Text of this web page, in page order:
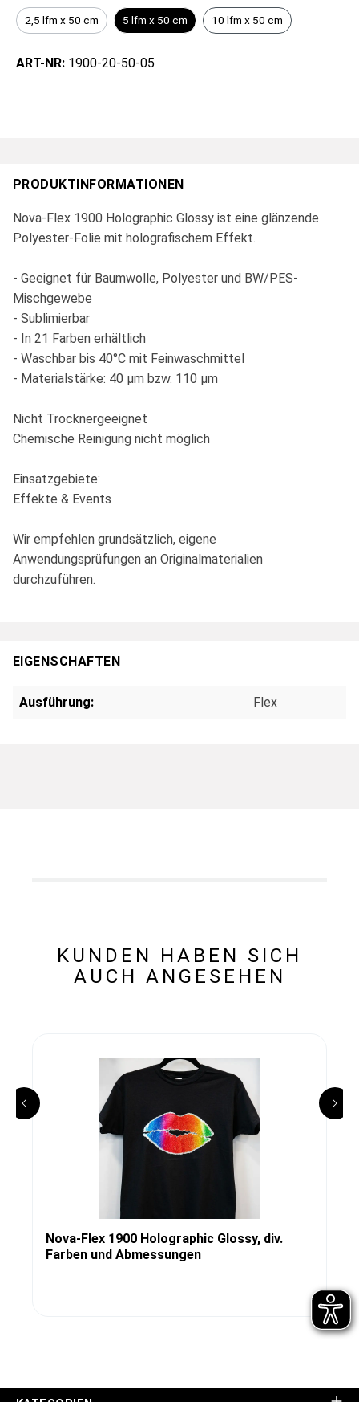
2,5 lfm x 50 cm 5 lfm x 50 cm 10 lfm x 50 cm
ART-NR: 1900-20-50-05
PRODUKTINFORMATIONEN
Nova-Flex 1900 Holographic Glossy ist eine glänzende
Polyester-Folie mit holografischem Effekt.
- Geeignet für Baumwolle, Polyester und BW/PES-
Mischgewebe
- Sublimierbar
- In 21 Farben erhältlich
- Waschbar bis 40°C mit Feinwaschmittel
- Materialstärke: 40 µm bzw. 110 µm
Nicht Trocknergeeignet
Chemische Reinigung nicht möglich
Einsatzgebiete:
Effekte & Events
Wir empfehlen grundsätzlich, eigene
Anwendungsprüfungen an Originalmaterialien
durchzuführen.
EIGENSCHAFTEN
Ausführung: Flex
KUNDEN HABEN SICH
AUCH ANGESEHEN
Nova-Flex 1900 Holographic Glossy, div.
Farben und Abmessungen